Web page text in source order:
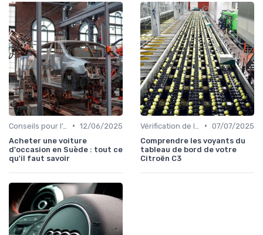
• 12/06/2025
Acheter une voiture
d'occasion en Suède : tout ce
qu'il faut savoir
• 07/07/2025
Comprendre les voyants du
tableau de bord de votre
Citroën C3